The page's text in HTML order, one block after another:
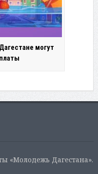
могут
«Молодежь Дагестана».